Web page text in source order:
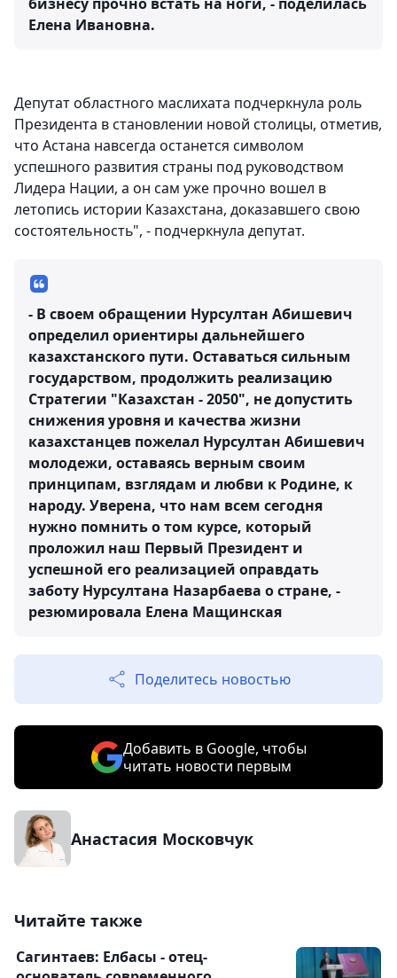
Елена Ивановна.
Депутат областного маслихата подчеркнула роль
Президента в становлении новой столицы, отметив,
что Астана навсегда останется символом
успешного развития страны под руководством
Лидера Нации, а он сам уже прочно вошел в
летопись истории Казахстана, доказавшего свою
состоятельность", - подчеркнула депутат.
- В своем обращении Нурсултан Абишевич
определил ориентиры дальнейшего
казахстанского пути. Оставаться сильным
государством, продолжить реализацию
Стратегии "Казахстан - 2050", не допустить
снижения уровня и качества жизни
казахстанцев пожелал Нурсултан Абишевич
молодежи, оставаясь верным своим
принципам, взглядам и любви к Родине, к
народу. Уверена, что нам всем сегодня
нужно помнить о том курсе, который
проложил наш Первый Президент и
успешной его реализацией оправдать
заботу Нурсултана Назарбаева о стране, -
резюмировала Елена Мащинская
Поделитесь новостью
Добавить в Google, чтобы
читать новости первым
Анастасия Московчук
Читайте также
Сагинтаев: Елбасы - отец-